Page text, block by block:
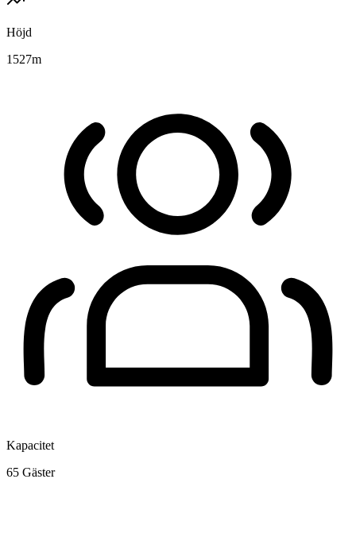
Höjd
1527m
Kapacitet
65 Gäster